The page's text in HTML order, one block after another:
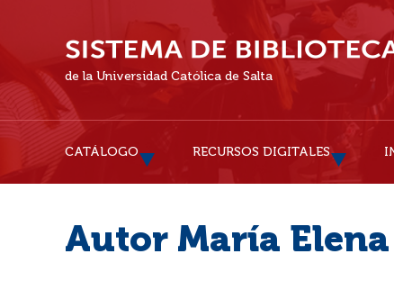
de la Universidad Católica de Salta
CATÁLOGO RECURSOS DIGITALES
Autor María